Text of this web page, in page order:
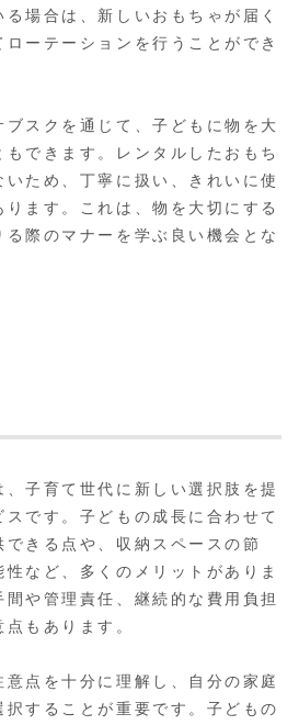
場合は、新しいおもちゃが届く
ーテーションを行うことができ
スクを通じて、子どもに物を大
できます。レンタルしたおもち
ため、丁寧に扱い、きれいに使
ます。これは、物を大切にする
際のマナーを学ぶ良い機会とな
子育て世代に新しい選択肢を提
です。子どもの成長に合わせて
きる点や、収納スペースの節
など、多くのメリットがありま
や管理責任、継続的な費用負担
もあります。
点を十分に理解し、自分の家庭
することが重要です。子どもの